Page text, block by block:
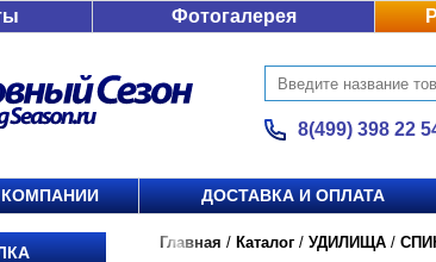
Фотогалерея
8(499) 398 22
ДОСТАВКА И ОПЛАТА
Главная / Каталог / УДИЛИЩА /